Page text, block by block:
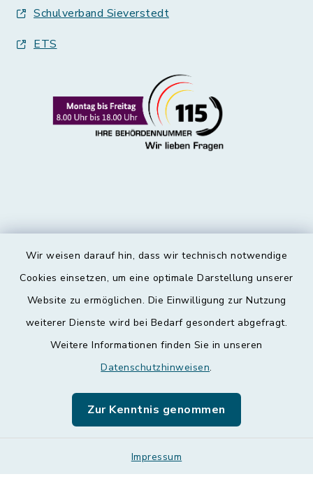
Wir weisen darauf hin, dass wir technisch notwendige
Cookies einsetzen, um eine optimale Darstellung unserer
Website zu ermöglichen. Die Einwilligung zur Nutzung
weiterer Dienste wird bei Bedarf gesondert abgefragt.
Weitere Informationen finden Sie in unseren
Datenschutzhinweisen.
Zur Kenntnis genommen
Impressum
Schulverband Sieverstedt
ETS
Kontakt
Datenschutz
Leichte Sprache
Sitemap